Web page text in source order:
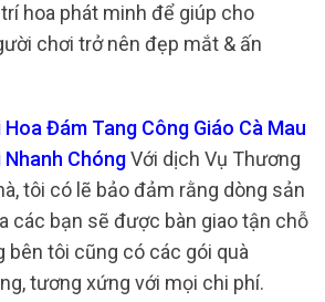
hoa phát minh để giúp cho
chơi trở nên đẹp mắt & ấn
Đám Tang Công Giáo Cà Mau
Nhanh ChóngVới dịch Vụ Thương
tôi có lẽ bảo đảm rằng dòng sản
các bạn sẽ được bàn giao tận chỗ
bên tôi cũng có các gói quà
tương xứng với mọi chi phí.